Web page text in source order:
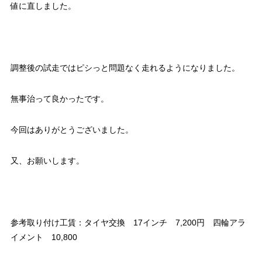
値に直しました。
調整後の試走ではピシっと問題なく走れるようになりました。
無事治って良かったです。
今回はありがとうございました。
又、お願いします。
参考取り付け工賃：タイヤ交換 17インチ 7,200円 四輪アラ
イメント 10,800